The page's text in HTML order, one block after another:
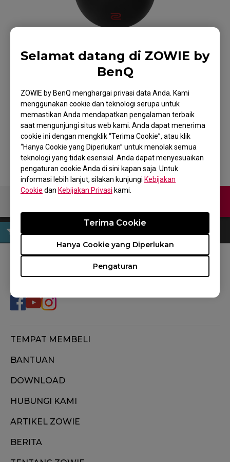
Selamat datang di ZOWIE by
BenQ
ZOWIE by BenQ menghargai privasi data Anda. Kami
menggunakan cookie dan teknologi serupa untuk
memastikan Anda mendapatkan pengalaman terbaik
saat mengunjungi situs web kami. Anda dapat menerima
cookie ini dengan mengklik “Terima Cookie”, atau klik
“Hanya Cookie yang Diperlukan” untuk menolak semua
teknologi yang tidak esensial. Anda dapat menyesuaikan
pengaturan cookie Anda di sini kapan saja. Untuk
informasi lebih lanjut, silakan kunjungi Kebijakan
Cookie dan Kebijakan Privasi kami.
Pengaturan
Hanya Cookie yang Diperlukan
Terima Cookie
ZOWIE FK2-B Mouse
untuk Esports
Kembali ke Produk
TEMPAT MEMBELI
BANTUAN
DOWNLOAD
HUBUNGI KAMI
ARTIKEL ZOWIE
BERITA